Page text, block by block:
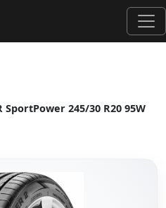
SportPower 245/30 R20 95W